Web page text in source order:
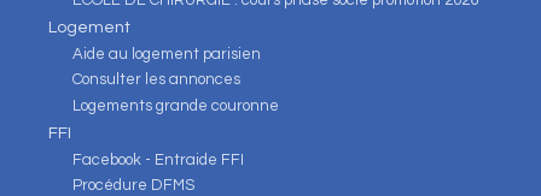
Logement
Aide au logement parisien
Consulter les annonces
Logements grande couronne
FFI
Facebook - Entraide FFI
Procédure DFMS